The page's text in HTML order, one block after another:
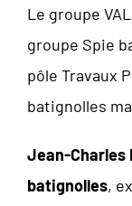
Le groupe
groupe Spie
pôle Travaux
batignolles
Jean-Charles
batignolles,